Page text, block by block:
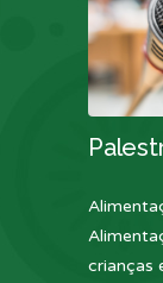
crianças